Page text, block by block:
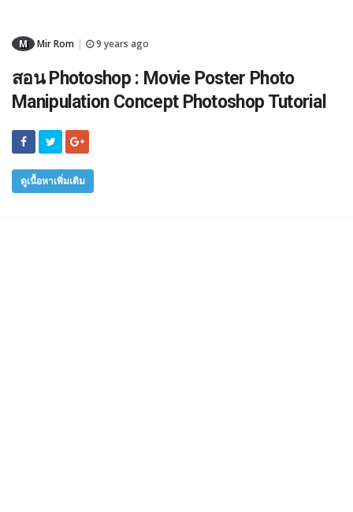
M Mir Rom 9 years ago
สอน Photoshop : Movie Poster Photo
Manipulation Concept Photoshop Tutorial
ดูเนื้อหาเพิ่มเติม